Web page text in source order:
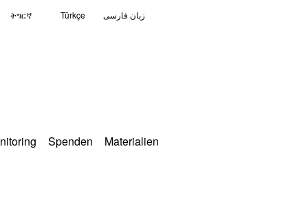
ትግርኛ Türkçe زبان فارسی
Spenden Materialien